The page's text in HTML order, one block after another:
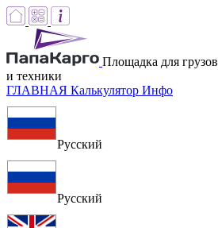
Площадка для грузов
и техники
ГЛАВНАЯ Калькулятор Инфо
Русский
Русский